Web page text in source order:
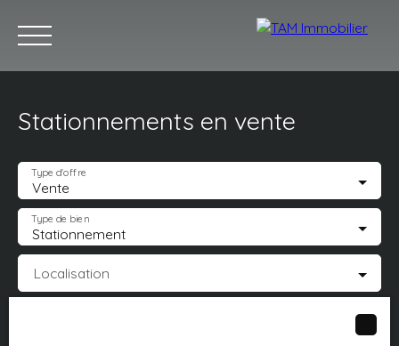
Acheter Louer Vendre Estimez votre bien
Estimation
Stationnements en vente
Vente
Type d'offre
Stationnement
Type de bien
Localisation